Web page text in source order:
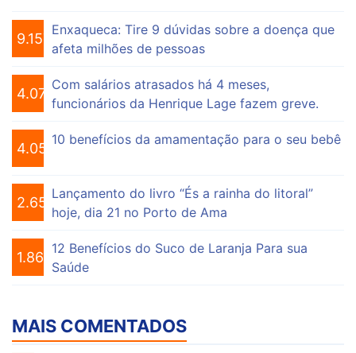
9.157
Enxaqueca: Tire 9 dúvidas sobre a doença que
afeta milhões de pessoas
4.076
Com salários atrasados há 4 meses,
funcionários da Henrique Lage fazem greve.
4.056
10 benefícios da amamentação para o seu bebê
2.656
Lançamento do livro “És a rainha do litoral”
hoje, dia 21 no Porto de Ama
1.864
12 Benefícios do Suco de Laranja Para sua
Saúde
MAIS COMENTADOS